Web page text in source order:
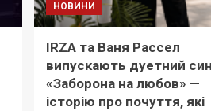
НОВИНИ
IRZA та Ваня Рассел
випускають дуетний
«Заборона на любов» —
історію про почуття, які